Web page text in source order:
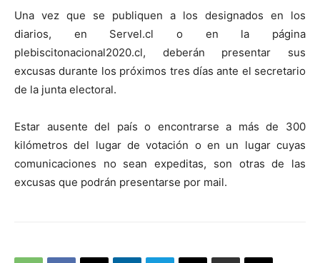
Una vez que se publiquen a los designados en los
diarios, en Servel.cl o en la página
plebiscitonacional2020.cl, deberán presentar sus
excusas durante los próximos tres días ante el secretario
de la junta electoral.
Estar ausente del país o encontrarse a más de 300
kilómetros del lugar de votación o en un lugar cuyas
comunicaciones no sean expeditas, son otras de las
excusas que podrán presentarse por mail.